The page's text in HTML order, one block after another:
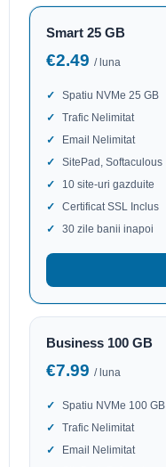
Smart 25 GB
€2.49 / luna
Spatiu NVMe 25 GB
Trafic Nelimitat
Email Nelimitat
SitePad, Softaculous
10 site-uri gazduite
Certificat SSL Inclus
30 zile banii inapoi
Business 100 GB
€7.99 / luna
Spatiu NVMe 100 GB
Trafic Nelimitat
Email Nelimitat